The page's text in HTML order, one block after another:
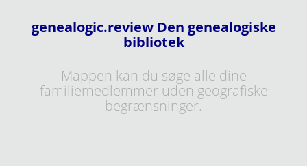
genealogic.review Den genealogiske
bibliotek
Mappen kan du søge alle dine
familiemedlemmer uden geografiske
begrænsninger.